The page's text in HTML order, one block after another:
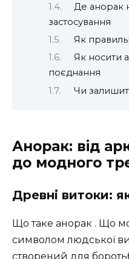
Де анорак
застосування
Як
Як носити
поєднання
Чи
Анорак: від
до модного
Древні витоки:
Що таке анорак . Що
символом людської
створений для